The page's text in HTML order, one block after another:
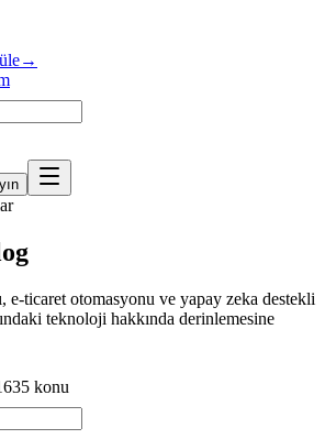
→
e-ticaret otomasyonu ve yapay zeka destekli
teknoloji hakkında derinlemesine
konu